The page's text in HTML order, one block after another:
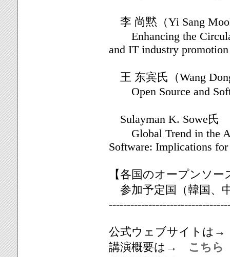
李 尚黙（Yi Sang
Enhancing the
and IT industry promotion
王 东宾氏（Wang
Open Source and
Sulayman K. Sowe
Global Trend in the
Software: Implications
【各国のオープンソ
参加予定国（韓国、
公式ウェブサイト
講演概要は→ こちら